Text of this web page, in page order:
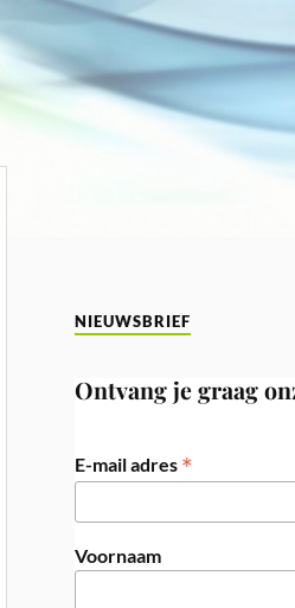
NIEUWSBRIEF
Ontvang je graag
E-mail adres *
Voornaam